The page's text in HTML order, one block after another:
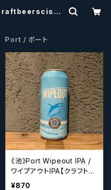
Port / ポート
《池》Port Wipeout IPA /
ワイプアウトIPA【クラフトビ
ールシザーズ】
¥870